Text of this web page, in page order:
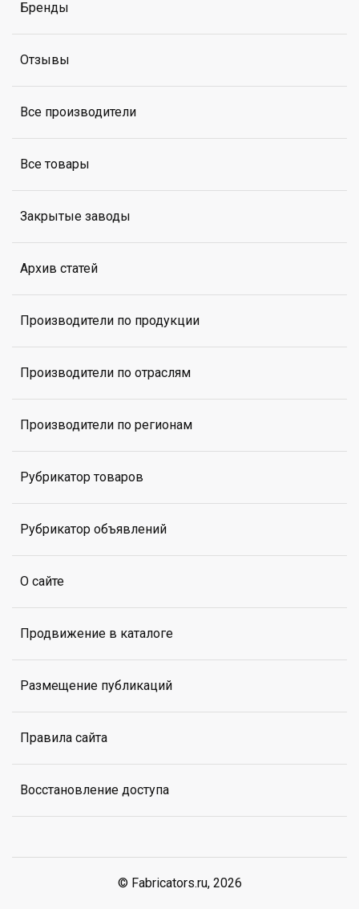
Бренды
Отзывы
Все производители
Все товары
Закрытые заводы
Архив статей
Производители по продукции
Производители по отраслям
Производители по регионам
Рубрикатор товаров
Рубрикатор объявлений
О сайте
Продвижение в каталоге
Размещение публикаций
Правила сайта
Восстановление доступа
© Fabricators.ru, 2026